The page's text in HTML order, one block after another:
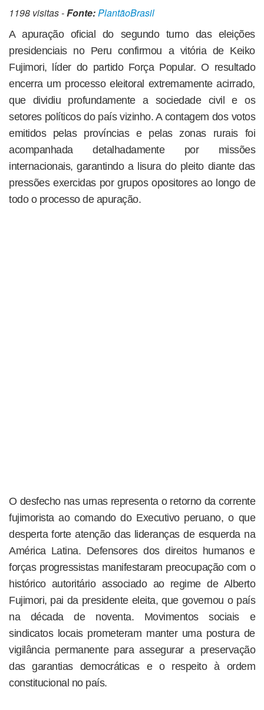
1198 visitas -Fonte:PlantãoBrasil
A apuração oficial do segundo turno das eleições
presidenciais no Peru confirmou a vitória de Keiko
Fujimori, líder do partido Força Popular. O resultado
encerra um processo eleitoral extremamente acirrado,
que dividiu profundamente a sociedade civil e os
setores políticos do país vizinho. A contagem dos votos
emitidos pelas províncias e pelas zonas rurais foi
acompanhada detalhadamente por missões
internacionais, garantindo a lisura do pleito diante das
pressões exercidas por grupos opositores ao longo de
todo o processo de apuração.
O desfecho nas urnas representa o retorno da corrente
fujimorista ao comando do Executivo peruano, o que
desperta forte atenção das lideranças de esquerda na
América Latina. Defensores dos direitos humanos e
forças progressistas manifestaram preocupação com o
histórico autoritário associado ao regime de Alberto
Fujimori, pai da presidente eleita, que governou o país
na década de noventa. Movimentos sociais e
sindicatos locais prometeram manter uma postura de
vigilância permanente para assegurar a preservação
das garantias democráticas e o respeito à ordem
constitucional no país.